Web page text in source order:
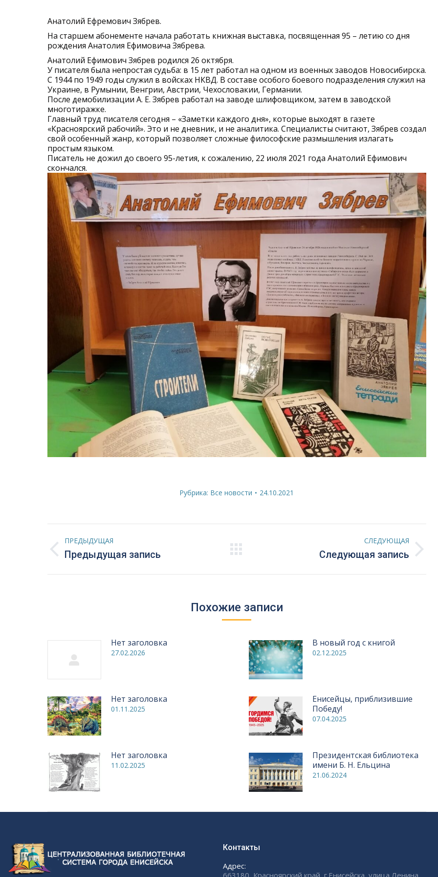
Анатолий Ефремович Зябрев.
На старшем абонементе начала работать книжная выставка, посвященная 95 – летию со дня
рождения Анатолия Ефимовича Зябрева.
Анатолий Ефимович Зябрев родился 26 октября.
У писателя была непростая судьба: в 15 лет работал на одном из военных заводов Новосибирска.
С 1944 по 1949 годы служил в войсках НКВД. В составе особого боевого подразделения служил на
Украине, в Румынии, Венгрии, Австрии, Чехословакии, Германии.
После демобилизации А. Е. Зябрев работал на заводе шлифовщиком, затем в заводской
многотиражке.
Главный труд писателя сегодня – «Заметки каждого дня», которые выходят в газете
«Красноярский рабочий». Это и не дневник, и не аналитика. Специалисты считают, Зябрев создал
свой особенный жанр, который позволяет сложные философские размышления излагать
простым языком.
Писатель не дожил до своего 95-летия, к сожалению, 22 июля 2021 года Анатолий Ефимович
скончался.
Рубрика: Все новости 24.10.2021
Навигация
по
записям
ПРЕДЫДУЩАЯ
Предыдущая
Предыдущая запись
СЛЕДУЮЩАЯ
Следующая запись
Похожие записи
Нет заголовка
27.02.2026
В новый год с книгой
02.12.2025
Нет заголовка
01.11.2025
Енисейцы, приблизившие
Победу!
07.04.2025
Нет заголовка
11.02.2025
Президентская библиотека
имени Б. Н. Ельцина
21.06.2024
Контакты
Адрес: